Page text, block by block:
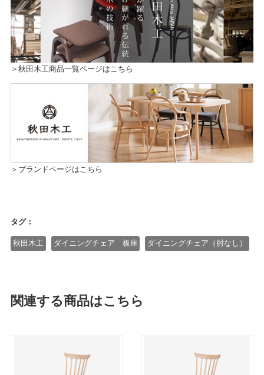
＞秋田木工商品一覧ページはこちら
＞ブランドページはこちら
タグ：
秋田木工 ダイニングチェア 板座 ダイニングチェア（肘なし）
関連する商品はこちら